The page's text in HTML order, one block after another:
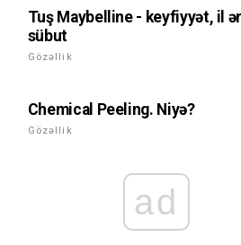
Tuş Maybelline - keyfiyyət, il
sübut
Gözəllik
Chemical Peeling. Niyə?
Gözəllik
ad